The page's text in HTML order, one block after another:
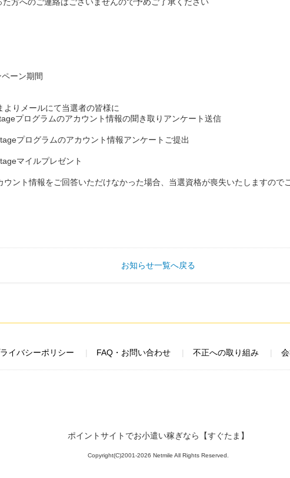
ーン期間
りメールにて当選者の皆様に
のアカウント情報の聞き取りアンケート送信
プログラムのアカウント情報アンケートご提出
マイルプレゼント
ント情報をご回答いただけなかった場合、当選資格が喪失いたしますので
お知らせ一覧へ戻る
イバシーポリシー FAQ・お問い合わせ 不正への取り組み
ポイントサイトでお小遣い稼ぎなら【すぐたま】
Copyright(C)2001-2026 Netmile All Rights Reserved.